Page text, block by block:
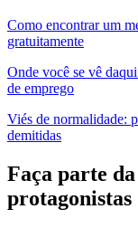
Como encontrar um
gratuitamente
Onde você se vê
de emprego
Viés de normalidade:
demitidas
Faça parte
protagonistas